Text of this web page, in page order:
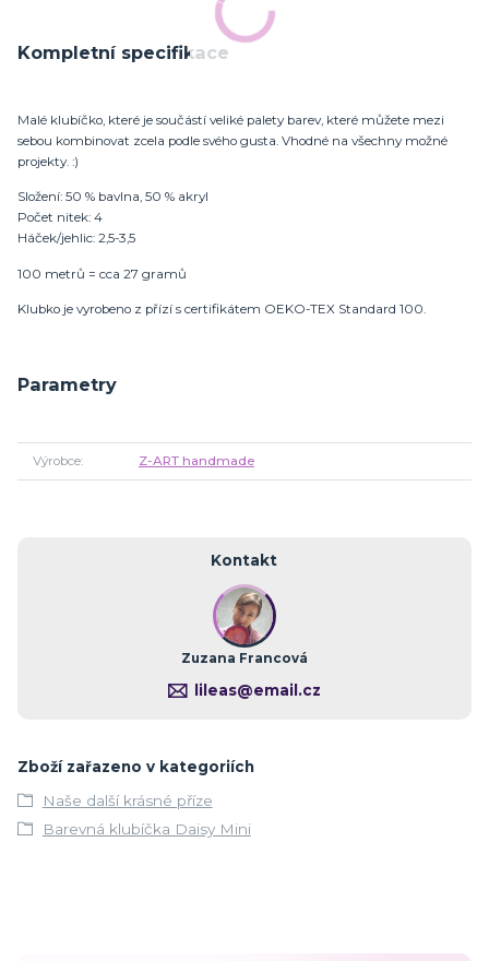
Kompletní specifikace
Malé klubíčko, které je součástí veliké palety barev, které můžete mezi
sebou kombinovat zcela podle svého gusta. Vhodné na všechny možné
projekty. :)
Složení: 50 % bavlna, 50 % akryl
Počet nitek: 4
Háček/jehlic: 2,5-3,5
100 metrů = cca 27 gramů
Klubko je vyrobeno z přízí s certifikátem OEKO-TEX Standard 100.
Parametry
Výrobce Z-ART handmade
Kontakt
Zuzana Francová
lileas@email.cz
Zboží zařazeno v kategoriích
Naše další krásné příze
Barevná klubíčka Daisy Mini